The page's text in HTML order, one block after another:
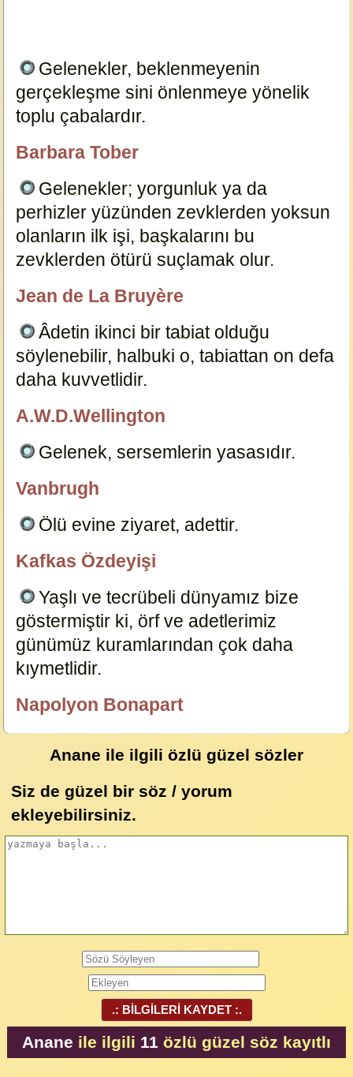
Gelenekler, beklenmeyenin
gerçekleşme sini önlenmeye yönelik
toplu çabalardır.
Barbara Tober
Gelenekler; yorgunluk ya da
perhizler yüzünden zevklerden yoksun
olanların ilk işi, başkalarını bu
zevklerden ötürü suçlamak olur.
Jean de La Bruyère
Âdetin ikinci bir tabiat olduğu
söylenebilir, halbuki o, tabiattan on defa
daha kuvvetlidir.
A.W.D.Wellington
Gelenek, sersemlerin yasasıdır.
Vanbrugh
Ölü evine ziyaret, adettir.
Kafkas Özdeyişi
Yaşlı ve tecrübeli dünyamız bize
göstermiştir ki, örf ve adetlerimiz
günümüz kuramlarından çok daha
kıymetlidir.
Napolyon Bonapart
Anane ile ilgili özlü güzel sözler
Siz de güzel bir söz / yorum
ekleyebilirsiniz.
.: BİLGİLERİ KAYDET :.
Anane ile ilgili 11 özlü güzel söz kayıtlı